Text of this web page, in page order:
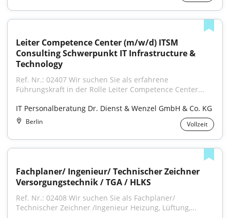
Leiter Competence Center (m/w/d) ITSM
Consulting Schwerpunkt IT Infrastructure &
Technology
Ref. Nr.: 02407 Wir suchen Sie als erfahrene
Führungskraft in der Rolle Leiter Competence Center...
IT Personalberatung Dr. Dienst & Wenzel GmbH & Co. KG
Berlin Vollzeit
Fachplaner/ Ingenieur/ Technischer Zeichner
Versorgungstechnik / TGA / HLKS
Ref. Nr.: 02408 Wir suchen Sie als Fachplaner/
Technischer Zeichner /Ingenieur Heizung, Lüftung,...